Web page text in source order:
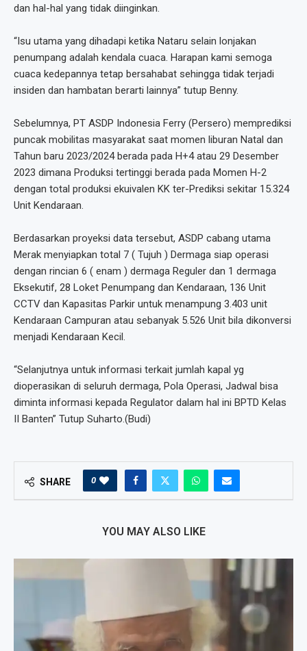
dan hal-hal yang tidak diinginkan.
“Isu utama yang dihadapi ketika Nataru selain lonjakan
penumpang adalah kendala cuaca. Harapan kami semoga
cuaca kedepannya tetap bersahabat sehingga tidak terjadi
insiden dan hambatan berarti lainnya” tutup Benny.
Sebelumnya, PT ASDP Indonesia Ferry (Persero) memprediksi
puncak mobilitas masyarakat saat momen liburan Natal dan
Tahun baru 2023/2024 berada pada H+4 atau 29 Desember
2023 dimana Produksi tertinggi berada pada Momen H-2
dengan total produksi ekuivalen KK ter-Prediksi sekitar 15.324
Unit Kendaraan.
Berdasarkan proyeksi data tersebut, ASDP cabang utama
Merak menyiapkan total 7 ( Tujuh ) Dermaga siap operasi
dengan rincian 6 ( enam ) dermaga Reguler dan 1 dermaga
Eksekutif, 28 Loket Penumpang dan Kendaraan, 136 Unit
CCTV dan Kapasitas Parkir untuk menampung 3.403 unit
Kendaraan Campuran atau sebanyak 5.526 Unit bila dikonversi
menjadi Kendaraan Kecil.
“Selanjutnya untuk informasi terkait jumlah kapal yg
dioperasikan di seluruh dermaga, Pola Operasi, Jadwal bisa
diminta informasi kepada Regulator dalam hal ini BPTD Kelas
II Banten” Tutup Suharto.(Budi)
SHARE 0
YOU MAY ALSO LIKE